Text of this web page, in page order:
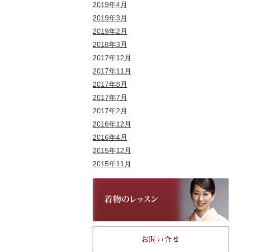
2019年4月
2019年3月
2019年2月
2018年3月
2017年12月
2017年11月
2017年8月
2017年7月
2017年2月
2016年12月
2016年4月
2015年12月
2015年11月